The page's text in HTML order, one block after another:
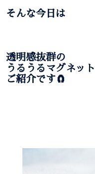
そんな今日は
透明感抜群の
うるうるマグネッ
ご紹介です🧲